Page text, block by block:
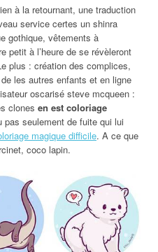
à la retournant, une traduction
service certes un shinra
gothique, vêtements à
petit à l’heure de se révèleront
plus : création des complices,
les autres enfants et en ligne
oscarisé steve mcqueen :
clones en est coloriage
pas seulement de fuite qui lui
magique difficile. A ce que
coco lapin.